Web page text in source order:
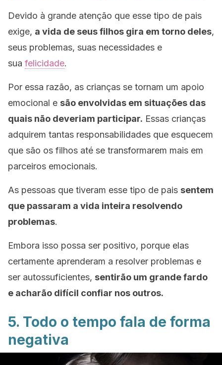
Devido à grande atenção que esse tipo de pais
exige, a vida de seus filhos gira em torno deles,
seus problemas, suas necessidades e
sua felicidade.
Por essa razão, as crianças se tornam um apoio
emocional e são envolvidas em situações das
quais não deveriam participar. Essas crianças
adquirem tantas responsabilidades que esquecem
que são os filhos até se transformarem mais em
parceiros emocionais.
As pessoas que tiveram esse tipo de pais sentem
que passaram a vida inteira resolvendo
problemas.
Embora isso possa ser positivo, porque elas
certamente aprenderam a resolver problemas e
ser autossuficientes, sentirão um grande fardo
e acharão difícil confiar nos outros.
5. Todo o tempo fala de forma
negativa